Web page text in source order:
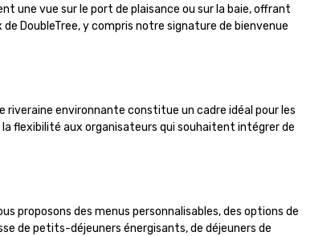
une vue sur le port de plaisance ou sur la baie, offrant
DoubleTree, y compris notre signature de bienvenue
riveraine environnante constitue un cadre idéal pour les
flexibilité aux organisateurs qui souhaitent intégrer de
proposons des menus personnalisables, des options de
de petits-déjeuners énergisants, de déjeuners de